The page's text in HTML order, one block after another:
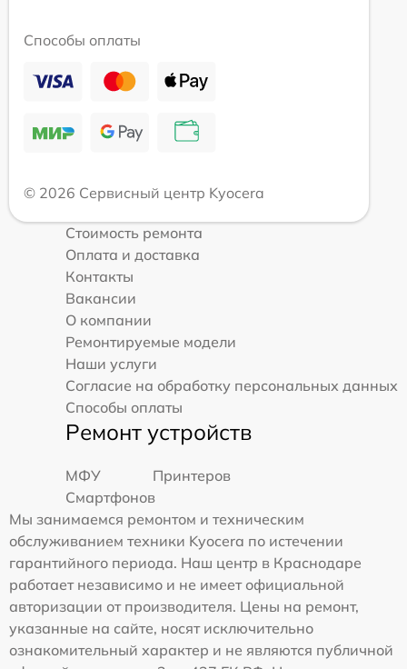
Способы оплаты
© 2026 Сервисный центр Kyocera
Стоимость ремонта
Оплата и доставка
Контакты
Вакансии
О компании
Ремонтируемые модели
Наши услуги
Согласие на обработку персональных данных
Способы оплаты
Ремонт устройств
МФУ
Принтеров
Смартфонов
Мы занимаемся ремонтом и техническим
обслуживанием техники Kyocera по истечении
гарантийного периода. Наш центр в Краснодаре
работает независимо и не имеет официальной
авторизации от производителя. Цены на ремонт,
указанные на сайте, носят исключительно
ознакомительный характер и не являются публичной